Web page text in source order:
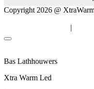
Copyright 2026 @
|
Bas Lathhouwers
Xtra Warm Led